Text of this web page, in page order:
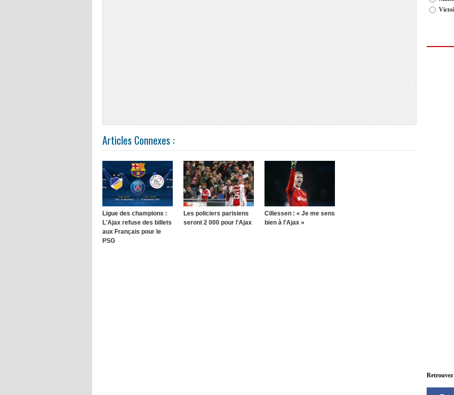
Articles Connexes :
Ligue des champions :
L'Ajax refuse des billets
aux Français pour le
PSG
Les policiers parisiens
seront 2 000 pour l'Ajax
Cillessen : « Je me sens
bien à l'Ajax »